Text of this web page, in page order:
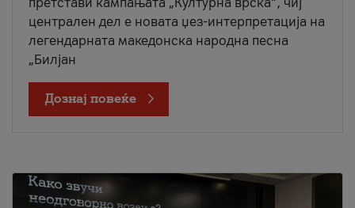
централен дел е новата џез-интерпретација на
легендарната македонска народна песна
„Билјан
Дознај повеќе